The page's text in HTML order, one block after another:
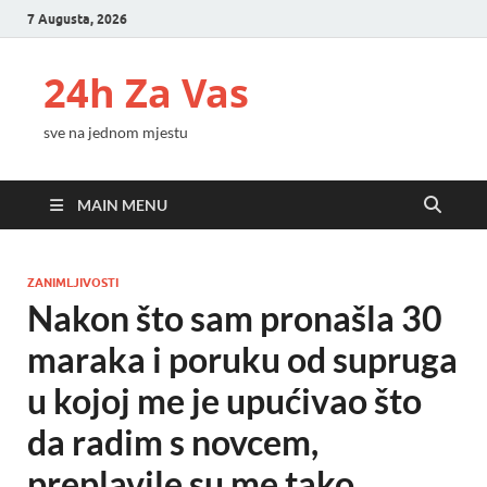
7 Augusta, 2026
24h Za Vas
sve na jednom mjestu
MAIN MENU
ZANIMLJIVOSTI
Nakon što sam pronašla 30
maraka i poruku od supruga
u kojoj me je upućivao što
da radim s novcem,